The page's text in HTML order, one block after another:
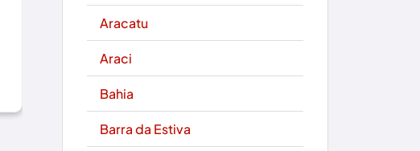
Aracatu
Araci
Bahia
Barra da Estiva